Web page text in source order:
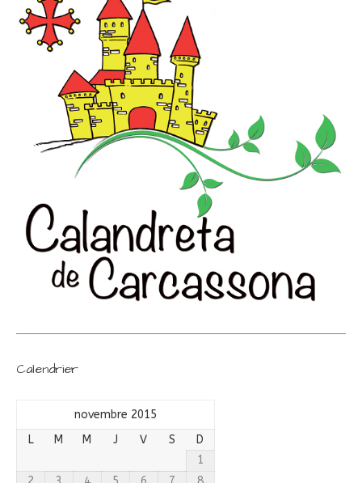
Calendrier
novembre 2015
L
M M J V S
D
1